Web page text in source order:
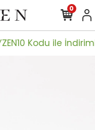
Kodu ile
0